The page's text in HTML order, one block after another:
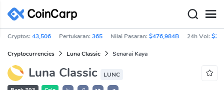
Cryptos:43,506 Pertukaran:365 Nilai Pasaran:$476,984B 24h Vol:
Cryptocurrencies Luna Classic Senarai Kaya
Luna Classic LUNC